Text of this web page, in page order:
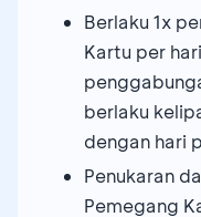
Berlaku 1x
Kartu per
berlaku
dengan hari
Penukaran
Pemegang